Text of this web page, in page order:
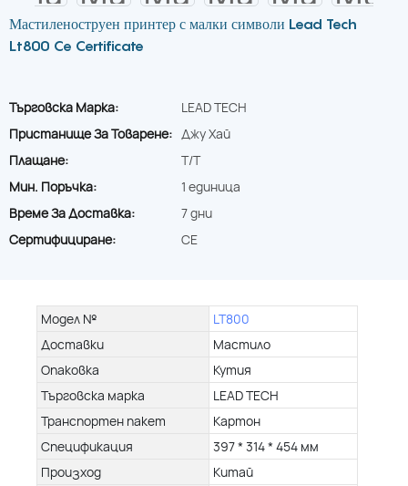
Мастиленоструен принтер с малки символи Lead Tech
Lt800 Ce Certificate
Търговска Марка:
LEAD TECH
Пристанище За Товарене: Джу Хай
Плащане:
T/T
Мин. Поръчка:
1 единица
Време За Доставка:
7 дни
Сертифициране:
CE
Модел №
LT800
Доставки
Мастило
Опаковка
Кутия
Търговска марка
LEAD TECH
Транспортен пакет
Картон
Спецификация
397 * 314 * 454 мм
Произход
Китай